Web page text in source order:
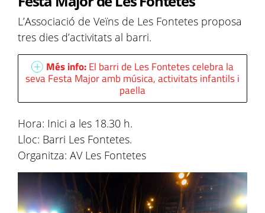
L’Associació de Veïns de Les Fontetes proposa
tres dies d’activitats al barri.
Més info:El barri de Les Fontetes celebra la
seva Festa Major amb música, activitats infantils i
paella
Hora: Inici a les 18.30 h.
Lloc: Barri Les Fontetes.
Organitza: AV Les Fontetes